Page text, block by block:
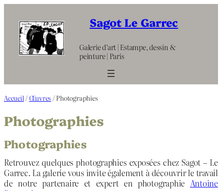
contenu
Sagot Le Garrec
Galerie d’art | Estampe, dessin &
peinture | Paris
Accueil /Œuvres / Photographies
Photographies
Photographies
Retrouvez quelques photographies exposées chez Sagot – Le
Garrec. La galerie vous invite également à découvrir le travail
de notre partenaire et expert en photographie Antoine